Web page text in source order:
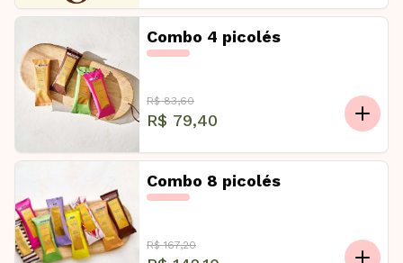
Combo 4 picolés
R$ 83,60
R$ 79,40
Combo 8 picolés
R$ 167,20